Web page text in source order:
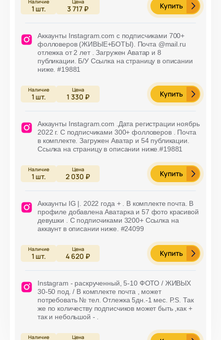
1 шт. 3 717 ₽ Купить
Аккаунты Instagram.com с подписчиками 700+
фолловеров (ЖИВЫЕ+БОТЫ). Почта @mail.ru
отлежка от 2 лет . Загружен Аватар и 8
публикации. Б/У Ссылка на страницу в описании
ниже. #19881
1 шт. 1 330 ₽ Купить
Аккаунты Instagram.com .Дата регистрации ноябрь
2022 г. С подписчиками 300+ фолловеров . Почта
в комплекте. Загружен Аватар и 54 публикации.
Ссылка на страницу в описании ниже.#19881
1 шт. 2 030 ₽ Купить
Аккаунты IG |. 2022 года + . В комплекте почта. В
профиле добавлена Аватарка и 57 фото красивой
девушки . С подписчиками 3200+ Ссылка на
аккаунт в описании ниже. #24099
1 шт. 4 620 ₽ Купить
Instagram - раскрученный, 5-10 ФОТО / ЖИВЫХ
30-50 под. / В комплекте почта , может
потребовать № тел. Отлежка 5дн.-1 мес. P.S. Так
же по количеству подписчиков может быть ,как +
так и небольшой - .